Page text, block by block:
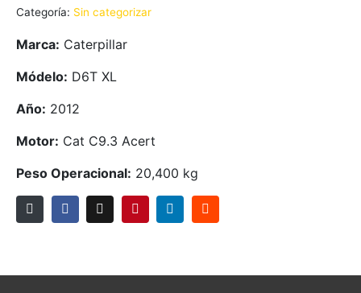
Categoría: Sin categorizar
Marca: Caterpillar
Módelo: D6T XL
Año: 2012
Motor: Cat C9.3 Acert
Peso Operacional: 20,400 kg